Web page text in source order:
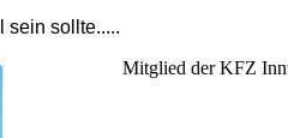
sein sollte.....
Mitglied der KFZ